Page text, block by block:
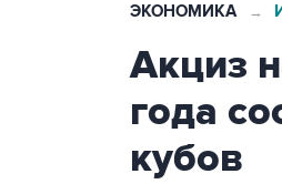
ЭКОНОМИКА →
Акциз
года
кубов